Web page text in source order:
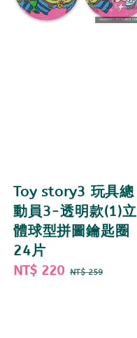
Toy story3 玩具總
動員3-透明款(1)立
體球型拼圖鑰匙圈
24片
Sale
NT$ 220 Regular
NT$ 259